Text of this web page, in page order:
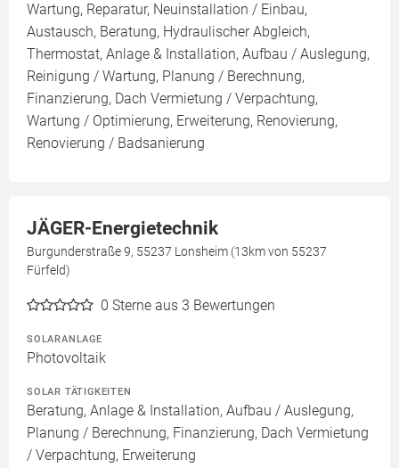
Wartung, Reparatur, Neuinstallation / Einbau,
Austausch, Beratung, Hydraulischer Abgleich,
Thermostat, Anlage & Installation, Aufbau / Auslegung,
Reinigung / Wartung, Planung / Berechnung,
Finanzierung, Dach Vermietung / Verpachtung,
Wartung / Optimierung, Erweiterung, Renovierung,
Renovierung / Badsanierung
JÄGER-Energietechnik
Burgunderstraße 9, 55237 Lonsheim (13km von 55237
Fürfeld)
0 Sterne aus 3 Bewertungen
SOLARANLAGE
Photovoltaik
SOLAR TÄTIGKEITEN
Beratung, Anlage & Installation, Aufbau / Auslegung,
Planung / Berechnung, Finanzierung, Dach Vermietung
/ Verpachtung, Erweiterung